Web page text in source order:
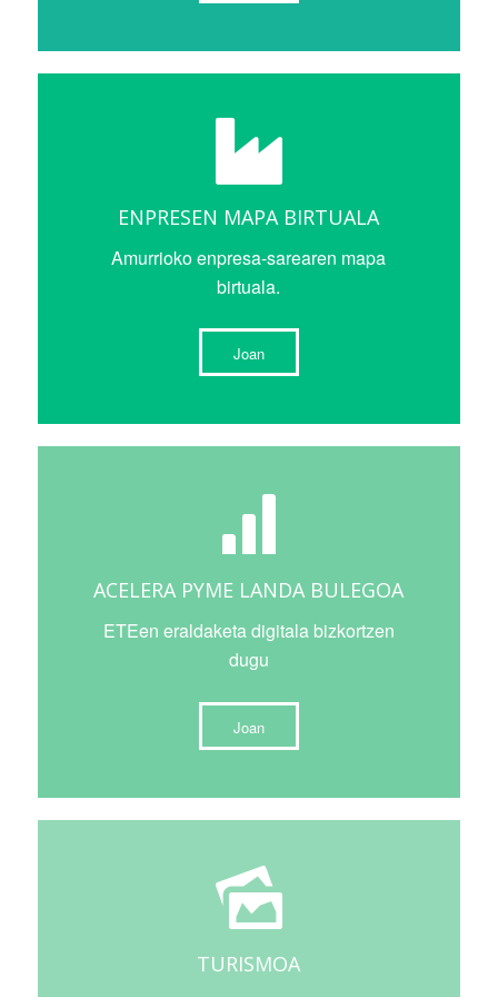
ENPRESEN MAPA BIRTUALA
Amurrioko enpresa-sarearen mapa
birtuala.
Joan
ACELERA PYME LANDA BULEGOA
ETEen eraldaketa digitala bizkortzen
dugu
Joan
TURISMOA